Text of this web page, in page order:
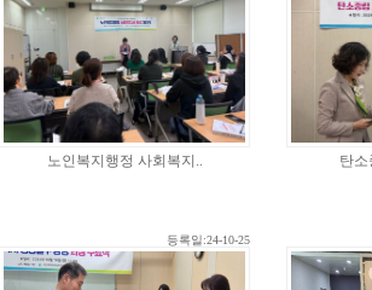
노인복지행정 사회복지.. 탄소
등록일:24-10-25